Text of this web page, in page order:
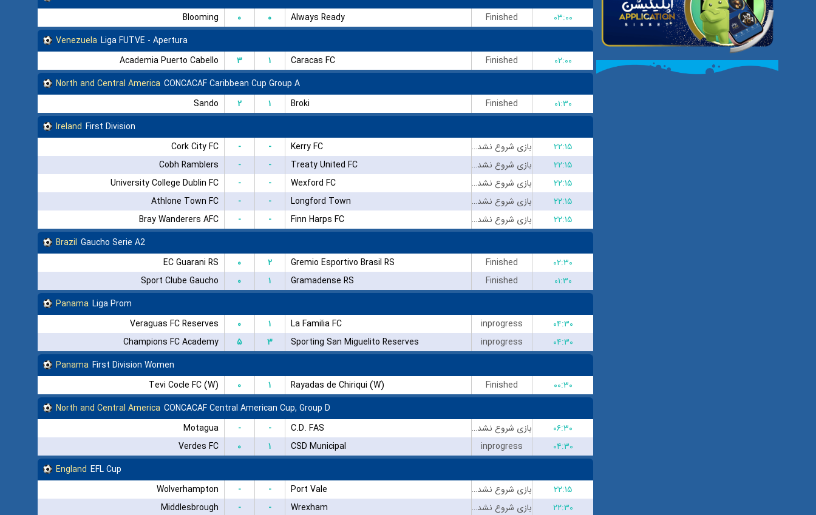
Blooming
۰ ۰ Always Ready Finished
۰۳:۰۰
Venezuela Liga FUTVE - Apertura
Academia Puerto Cabello
۳ ۱ Caracas FC Finished
۰۲:۰۰
North and Central America CONCACAF Caribbean Cup Group A
Sando
۲ ۱ Broki Finished
۰۱:۳۰
Ireland First Division
Cork City FC
- - Kerry FC بازی شروع نشده است
۲۲:۱۵
Cobh Ramblers
- - Treaty United FC بازی شروع نشده است
۲۲:۱۵
University College Dublin FC
- - Wexford FC بازی شروع نشده است
۲۲:۱۵
Athlone Town FC
- - Longford Town بازی شروع نشده است
۲۲:۱۵
Bray Wanderers AFC
- - Finn Harps FC بازی شروع نشده است
۲۲:۱۵
Brazil Gaucho Serie A2
EC Guarani RS
۰ ۲ Gremio Esportivo Brasil RS Finished
۰۲:۳۰
Sport Clube Gaucho
۰ ۱ Gramadense RS Finished
۰۱:۳۰
Panama Liga Prom
Veraguas FC Reserves
۰ ۱ La Familia FC inprogress
۰۴:۳۰
Champions FC Academy
۵ ۳ Sporting San Miguelito Reserves inprogress
۰۴:۳۰
Panama First Division Women
Tevi Cocle FC (W)
۰ ۱ Rayadas de Chiriqui (W) Finished
۰۰:۳۰
North and Central America CONCACAF Central American Cup, Group D
Motagua
- - C.D. FAS بازی شروع نشده است
۰۶:۳۰
Verdes FC
۰ ۱ CSD Municipal inprogress
۰۴:۳۰
England EFL Cup
Wolverhampton
- - Port Vale بازی شروع نشده است
۲۲:۱۵
Middlesbrough
- - Wrexham بازی شروع نشده است
۲۲:۳۰